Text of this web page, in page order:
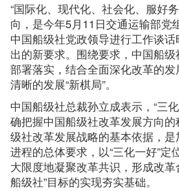
“国际化、现代化、社会化、服好
向，是今年5月11日交通运输部党
中国船级社党政领导进行工作谈
出的新要求。围绕要求，中国船级
部署落实，结合全面深化改革的
清晰的发展“新棋局”。
中国船级社总裁孙立成表示，“三
确把握中国船级社改革发展方向
级社改革发展战略的基本依据，
进程的总体要求，以“三化一好”定
大限度地凝聚改革共识，形成改
船级社”目标的实现夯实基础。